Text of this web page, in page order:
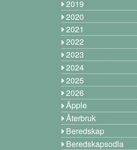
2019
2020
2021
2022
2023
2024
2025
2026
Äpple
Återbruk
Beredskap
Beredskapsodla